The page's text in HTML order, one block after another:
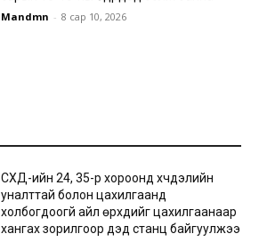
Mandmn - 8 сар 10, 2026
СХД-ийн 24, 35-р хороонд хүчдэлийн
уналттай болон цахилгаанд
холбогдоогүй айл өрхүүдийг цахилгаанаар
хангах зорилгоор дэд станц байгуулжээ